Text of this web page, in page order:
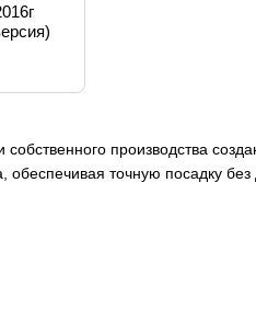
производства
точную посадку без